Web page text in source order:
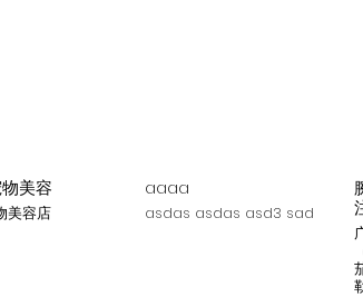
美容
美容店
aaaa
asdas asdas asd3 sad